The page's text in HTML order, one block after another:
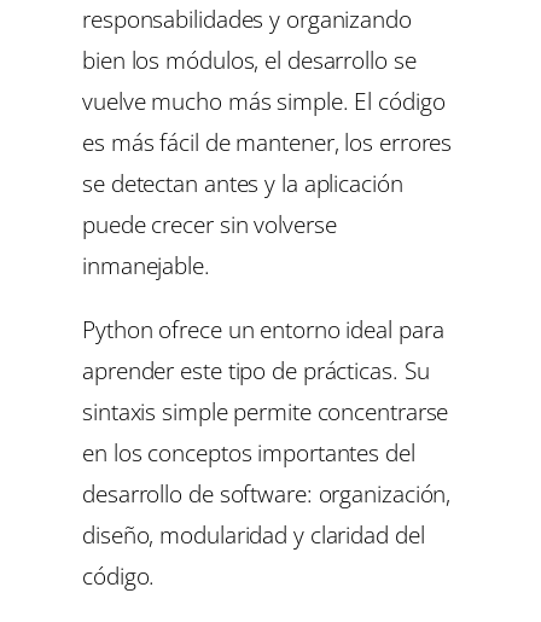
responsabilidades y organizando
bien los módulos, el desarrollo se
vuelve mucho más simple. El código
es más fácil de mantener, los errores
se detectan antes y la aplicación
puede crecer sin volverse
inmanejable.
Python ofrece un entorno ideal para
aprender este tipo de prácticas. Su
sintaxis simple permite concentrarse
en los conceptos importantes del
desarrollo de software: organización,
diseño, modularidad y claridad del
código.